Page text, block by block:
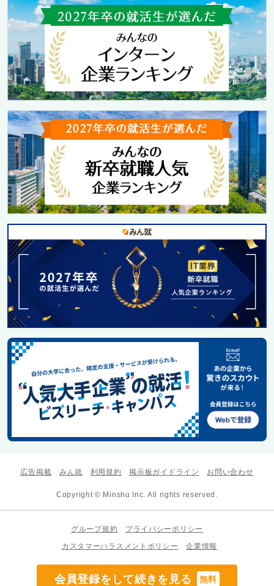
会員登録をして続きを見る 無料
広告掲載 みん就 利用規約 掲示板ガイドライン お問い合わせ
Copyright © Minshu Inc. All rights reserved.
グループ規約
プライバシーポリシー
カスタマーハラスメントポリシー
企業情報